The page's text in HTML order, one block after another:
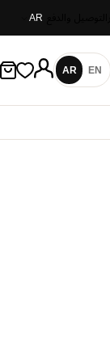
AR
اللغة
EN
AR